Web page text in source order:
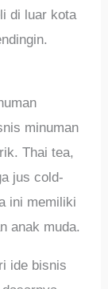
di luar kota
minuman
Thai tea,
jus cold-
ini memiliki
anak muda.
ide bisnis